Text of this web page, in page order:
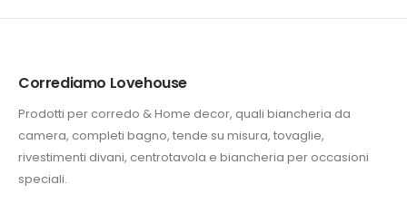
Corrediamo Lovehouse
Prodotti per corredo & Home decor, quali biancheria da
camera, completi bagno, tende su misura, tovaglie,
rivestimenti divani, centrotavola e biancheria per occasioni
speciali.